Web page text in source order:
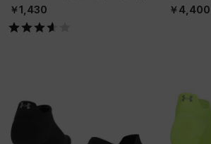
ニング/UNISEX）
￥1,430
ンニング/
￥4,400